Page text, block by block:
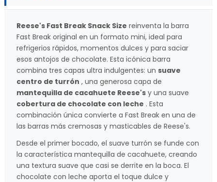
Reese's Fast Break Snack Size reinventa la barra
Fast Break original en un formato mini, ideal para
refrigerios rápidos, momentos dulces y para saciar
esos antojos de chocolate. Esta icónica barra
combina tres capas ultra indulgentes: un suave
centro de turrón , una generosa capa de
mantequilla de cacahuete Reese's y una suave
cobertura de chocolate con leche . Esta
combinación única convierte a Fast Break en una de
las barras más cremosas y masticables de Reese's.
Desde el primer bocado, el suave turrón se funde con
la característica mantequilla de cacahuete, creando
una textura suave que casi se derrite en la boca. El
chocolate con leche aporta el toque dulce y